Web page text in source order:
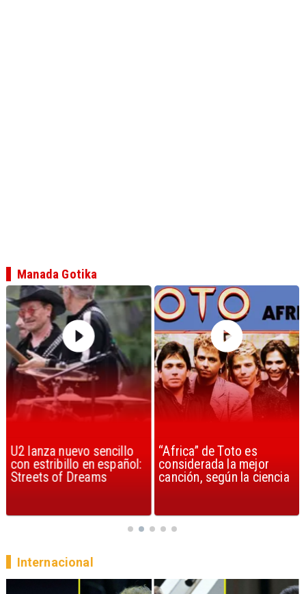
U2 lanza nuevo sencillo
con estribillo en español:
Streets of Dreams
“Africa” de Toto es
considerada la mejor
canción, según la ciencia
Manada Gotika
Internacional